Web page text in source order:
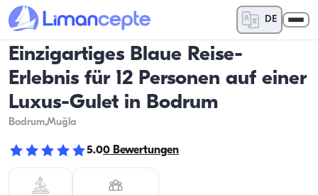
DE
Einzigartiges Blaue Reise-
Erlebnis für 12 Personen auf einer
Luxus-Gulet in Bodrum
Bodrum,Muğla
5.00 Bewertungen